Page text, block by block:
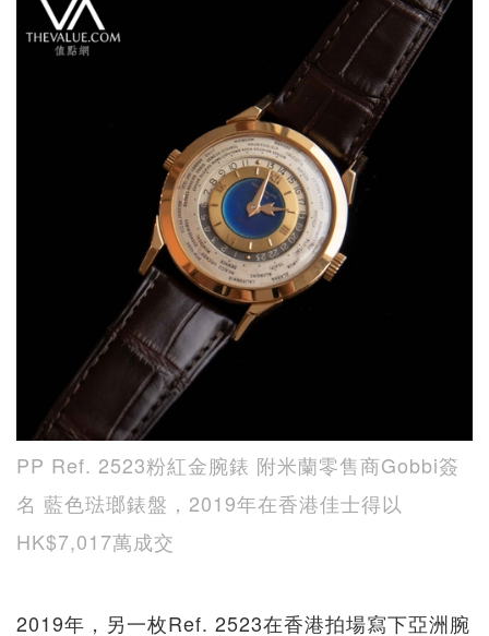
PP Ref. 2523粉紅金腕錶 附米蘭零售商Gobbi簽
名 藍色琺瑯錶盤，2019年在香港佳士得以
HK$7,017萬成交
2019年，另一枚Ref. 2523在香港拍場寫下亞洲腕